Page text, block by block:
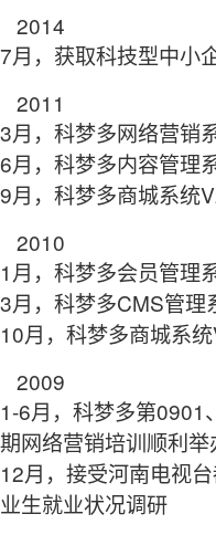
2014
7月，获取科技型中小
2011
3月，科梦多网络营销
6月，科梦多内容管理
9月，科梦多商城系统
2010
1月，科梦多会员管理
3月，科梦多CMS管理
10月，科梦多商城系
2009
1-6月，科梦多第
期网络营销培训顺利举
12月，接受河南电视
业生就业状况调研